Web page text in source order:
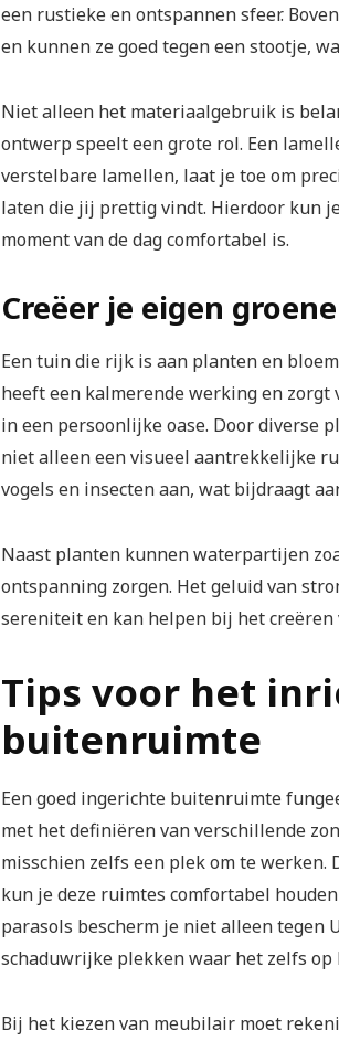
een rustieke en ontspannen sfeer.
en kunnen ze goed tegen een stootje,
Niet alleen het materiaalgebruik is
ontwerp speelt een grote rol. Een
verstelbare lamellen, laat je toe om
laten die jij prettig vindt. Hierdoor kun
moment van de dag comfortabel is.
Creëer je eigen
Een tuin die rijk is aan planten en
heeft een kalmerende werking en
in een persoonlijke oase. Door diverse
niet alleen een visueel aantrekkelijke
vogels en insecten aan, wat bijdraagt
Naast planten kunnen waterpartijen
ontspanning zorgen. Het geluid van
sereniteit en kan helpen bij het
Tips voor het
buitenruimte
Een goed ingerichte buitenruimte
met het definiëren van verschillende
misschien zelfs een plek om te werken.
kun je deze ruimtes comfortabel
parasols bescherm je niet alleen tegen
schaduwrijke plekken waar het zelfs op
Bij het kiezen van meubilair moet